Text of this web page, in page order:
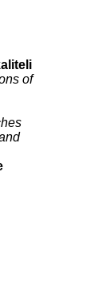
of